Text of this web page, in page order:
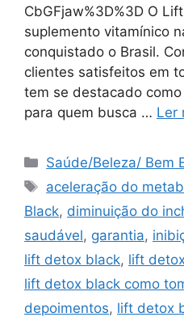
CbGFjaw%3D%3D O
suplemento vitamínico
conquistado o Brasil.
clientes satisfeitos em
tem se destacado
para quem busca … Ler
Categorias
Saúde/Beleza/ Bem
Tags
aceleração do
Black, diminuição do
saudável, garantia,
lift detox black, lift
lift detox black como
depoimentos, lift detox